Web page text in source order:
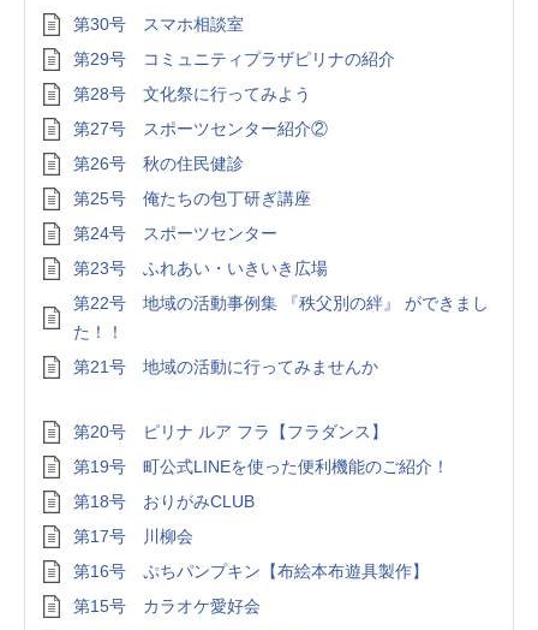
第30号 スマホ相談室
第29号 コミュニティプラザピリナの紹介
第28号 文化祭に行ってみよう
第27号 スポーツセンター紹介②
第26号 秋の住民健診
第25号 俺たちの包丁研ぎ講座
第24号 スポーツセンター
第23号 ふれあい・いきいき広場
第22号 地域の活動事例集 『秩父別の絆』 ができまし
た！！
第21号 地域の活動に行ってみませんか
第20号 ピリナ ルア フラ【フラダンス】
第19号 町公式LINEを使った便利機能のご紹介！
第18号 おりがみCLUB
第17号 川柳会
第16号 ぷちパンプキン【布絵本布遊具製作】
第15号 カラオケ愛好会